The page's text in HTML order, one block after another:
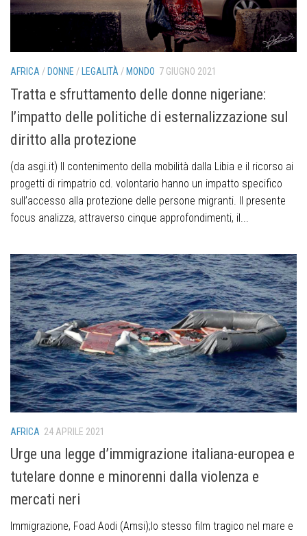
AFRICA/ DONNE / LEGALITÀ/ MONDO 7 GIUGNO 2021
Tratta e sfruttamento delle donne nigeriane:
l’impatto delle politiche di esternalizzazione sul
diritto alla protezione
(da asgi.it) Il contenimento della mobilità dalla Libia e il ricorso ai
progetti di rimpatrio cd. volontario hanno un impatto specifico
sull’accesso alla protezione delle persone migranti. Il presente
focus analizza, attraverso cinque approfondimenti, il...
AFRICA 24 APRILE 2021
Urge una legge d’immigrazione italiana-europea e
tutelare donne e minorenni dalla violenza e
mercati neri
Immigrazione, Foad Aodi (Amsi);lo stesso film tragico nel mare e